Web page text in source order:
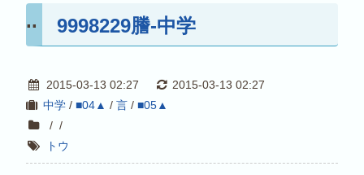
9998229謄-中学
2015-03-13 02:27
2015-03-13 02:27
中学/ ■04▲ / 言/ ■05▲
/ /
トウ